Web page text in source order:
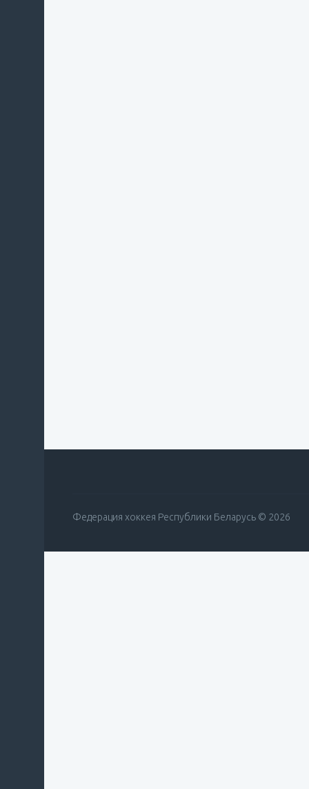
Федерация хоккея Республики Беларусь © 2026